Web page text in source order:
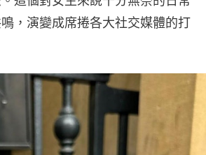
，演變成席捲各大社交媒體的打